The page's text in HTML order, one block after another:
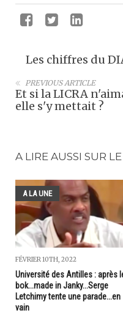
Les chiffres du
PREVIOUS ARTICLE
Et si la LICRA
elle s'y mettait ?
A LIRE AUSSI SUR
A LA UNE
FÉVRIER 10TH, 2022
Université des Antilles : après
bok...made in Janky...Serge
Letchimy tente une parade...en
vain